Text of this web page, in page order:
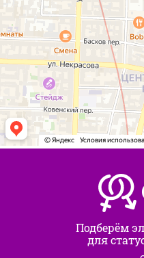
Подберём
для